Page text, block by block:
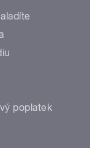
poplatek